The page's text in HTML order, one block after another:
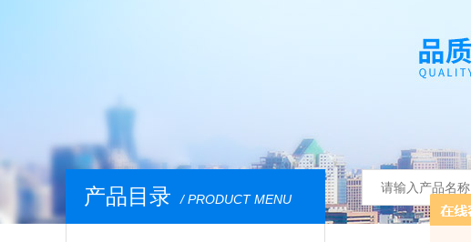
产品目录 / PRODUCT MENU